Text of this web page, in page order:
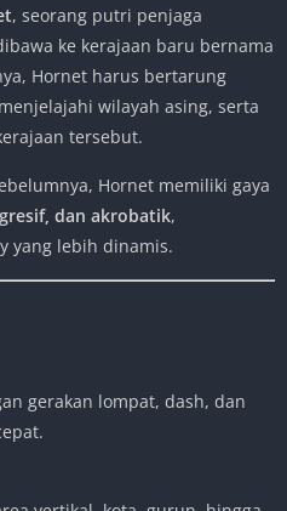
, seorang putri penjaga
ke kerajaan baru bernama
Hornet harus bertarung
wilayah asing, serta
tersebut.
Hornet memiliki gaya
dan akrobatik,
yang lebih dinamis.
gerakan lompat, dash, dan